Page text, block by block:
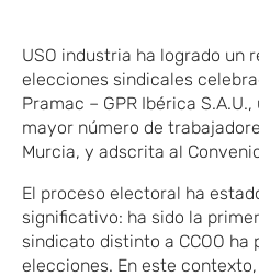
USO ​ industria ha logrado un
elecciones sindicales
Pramac – GPR Ibérica
mayor número de trabajadore
Murcia, ​y adscrita al
El proceso electoral ha
significativo: ha sido la
sindicato distinto a CCOO
elecciones. En este